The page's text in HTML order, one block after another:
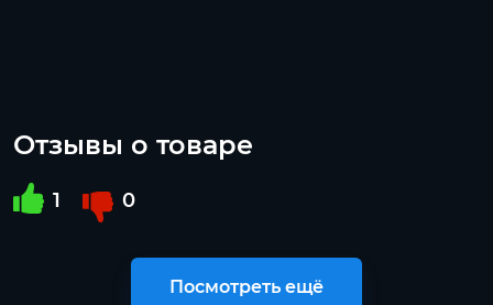
Отзывы о товаре
1 0
Посмотреть ещё